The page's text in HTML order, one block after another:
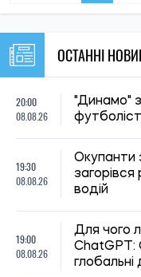
ОСТАННІ
20:00
08.08.26
"Динамо"
19:30
08.08.26
Окупанти
водій
19:00
08.08.26
Для чого
ChatGPT: